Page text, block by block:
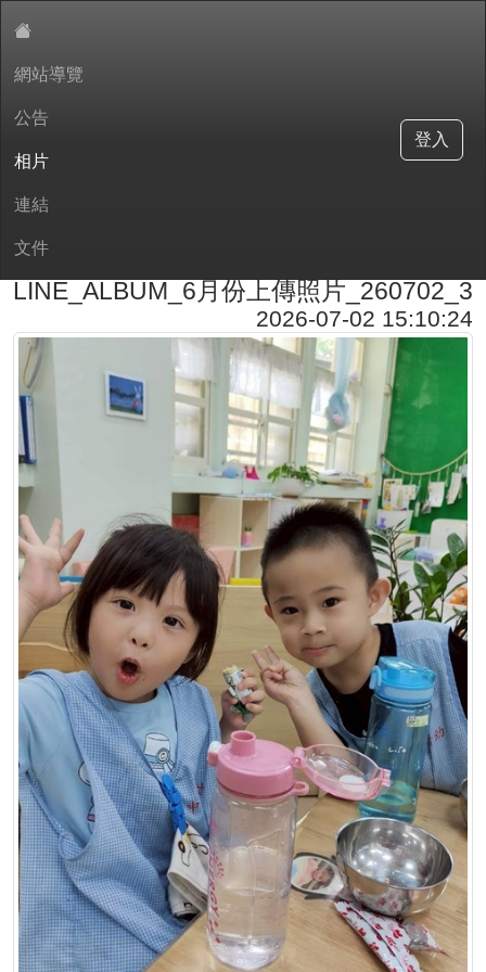
網站導覽
公告
相片
連結
文件
登入
現在位置:相片
LINE_ALBUM_6月份上傳照片_260702_3
2026-07-02 15:10:24